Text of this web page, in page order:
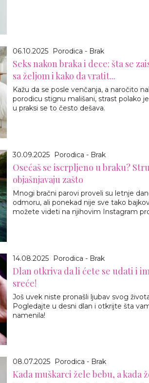
06.10.2025 Porodica - Brak
Seks nakon braka i dece: šta se
sa željom i kako da vratit...
Kažu da se posle venčanja, a naročito
porodicu stignu mališani, strast polako
u praksi se to često dešava.
30.09.2025 Porodica - Brak
Osećaš se iscrpljeno u braku?
objašnjavaju zašto
Mnogi bračni parovi proveli su letnje
odmoru, ali ponekad nije sve tako
možete videti na njihovim Instagram
14.08.2025 Porodica - Brak
Dlan otkriva da li ćete se udati i
sreće!
Još uvek niste pronašli ljubav svog
Pogledajte u desni dlan i otkrijte šta
namenila!
08.07.2025 Porodica - Brak
Kada muškarci žele bebu, a kada